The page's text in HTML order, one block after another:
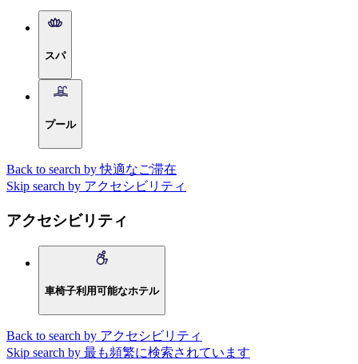
スパ
プール
Back to search by 快適なご滞在
Skip search by アクセシビリティ
アクセシビリティ
車椅子利用可能なホテル
Back to search by アクセシビリティ
Skip search by 最も頻繁に検索されています